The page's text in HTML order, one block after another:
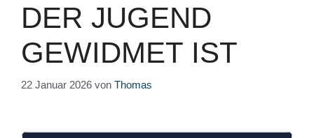
DER JUGEND
GEWIDMET IST
22 Januar 2026 von Thomas